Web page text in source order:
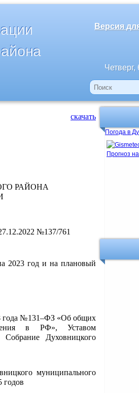
Версия
Четверг,
скачать
РАЙОНА
№137/761
2023 год и на плановый
года №131–ФЗ «Об общих
в РФ», Уставом
Собрание Духовницкого
муниципального
годов
Погода в
Прогноз